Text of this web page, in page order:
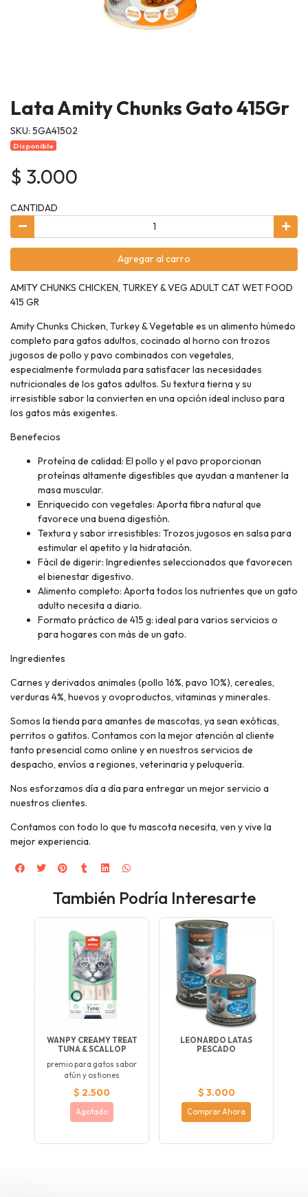
Lata Amity Chunks Gato 415Gr
SKU: 5GA41502
Disponible
$ 3.000
CANTIDAD
Agregar al carro
AMITY CHUNKS CHICKEN, TURKEY & VEG ADULT CAT WET FOOD
415 GR
Amity Chunks Chicken, Turkey & Vegetable es un alimento húmedo
completo para gatos adultos, cocinado al horno con trozos
jugosos de pollo y pavo combinados con vegetales,
especialmente formulada para satisfacer las necesidades
nutricionales de los gatos adultos. Su textura tierna y su
irresistible sabor la convierten en una opción ideal incluso para
los gatos más exigentes.
Benefecios
Proteína de calidad: El pollo y el pavo proporcionan
proteínas altamente digestibles que ayudan a mantener la
masa muscular.
Enriquecido con vegetales: Aporta fibra natural que
favorece una buena digestión.
Textura y sabor irresistibles: Trozos jugosos en salsa para
estimular el apetito y la hidratación.
Fácil de digerir: Ingredientes seleccionados que favorecen
el bienestar digestivo.
Alimento completo: Aporta todos los nutrientes que un gato
adulto necesita a diario.
Formato práctico de 415 g: ideal para varios servicios o
para hogares con más de un gato.
Ingredientes
Carnes y derivados animales (pollo 16%, pavo 10%), cereales,
verduras 4%, huevos y ovoproductos, vitaminas y minerales.
Somos la tienda para amantes de mascotas, ya sean exóticas,
perritos o gatitos. Contamos con la mejor atención al cliente
tanto presencial como online y en nuestros servicios de
despacho, envíos a regiones, veterinaria y peluquería.
Nos esforzamos día a día para entregar un mejor servicio a
nuestros clientes.
Contamos con todo lo que tu mascota necesita, ven y vive la
mejor experiencia.
También Podría Interesarte
WANPY CREAMY TREAT
TUNA & SCALLOP
premio para gatos sabor
atún y ostiones
$ 2.500
Agotado
LEONARDO LATAS
PESCADO
$ 3.000
Comprar Ahora